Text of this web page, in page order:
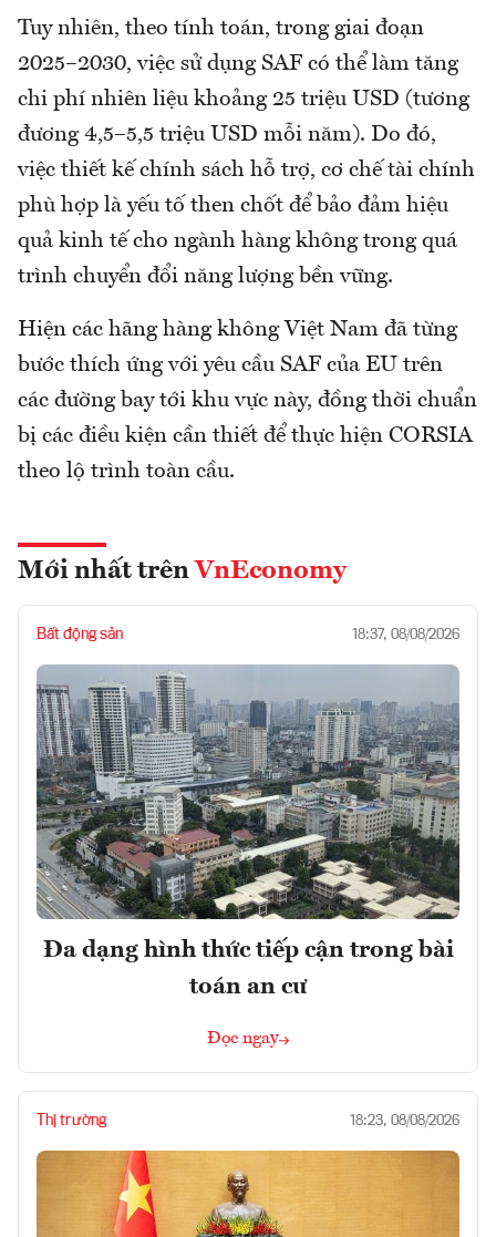
Tuy nhiên, theo tính toán, trong giai đoạn
2025–2030, việc sử dụng SAF có thể làm tăng
chi phí nhiên liệu khoảng 25 triệu USD (tương
đương 4,5–5,5 triệu USD mỗi năm). Do đó,
việc thiết kế chính sách hỗ trợ, cơ chế tài chính
phù hợp là yếu tố then chốt để bảo đảm hiệu
quả kinh tế cho ngành hàng không trong quá
trình chuyển đổi năng lượng bền vững.
Hiện các hãng hàng không Việt Nam đã từng
bước thích ứng với yêu cầu SAF của EU trên
các đường bay tới khu vực này, đồng thời chuẩn
bị các điều kiện cần thiết để thực hiện CORSIA
theo lộ trình toàn cầu.
Mới nhất trên VnEconomy
Bất động sản 18:37, 08/08/2026
Đa dạng hình thức tiếp cận trong bài
toán an cư
Đọc ngay
Thị trường 18:23, 08/08/2026